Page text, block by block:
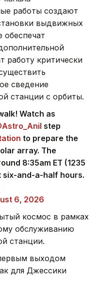
работы создают
выдвижных
обеспечат
работу критически
сведение
станции с орбиты.
Watch as
step
to prepare the
array. The
8:35am ET (1235
six-and-a-half hours.
6, 2026
космос в рамках
обслуживанию
станции.
выходом
для Джессики